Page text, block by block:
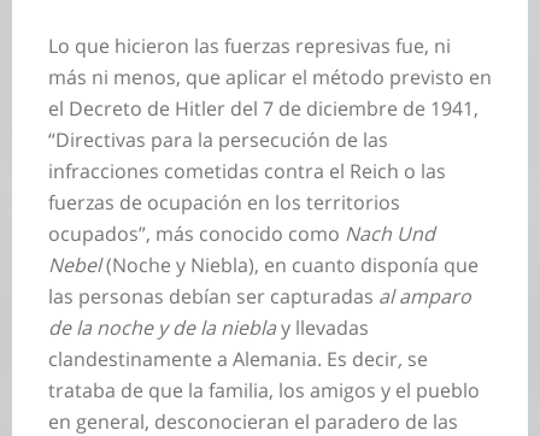
Lo que hicieron las fuerzas represivas fue, ni
más ni menos, que aplicar el método previsto en
el Decreto de Hitler del 7 de diciembre de 1941,
“Directivas para la persecución de las
infracciones cometidas contra el Reich o las
fuerzas de ocupación en los territorios
ocupados”, más conocido como Nach Und
Nebel(Noche y Niebla), en cuanto disponía que
las personas debían ser capturadas al amparo
de la noche y de la nieblay llevadas
clandestinamente a Alemania. Es decir, se
trataba de que la familia, los amigos y el pueblo
en general, desconocieran el paradero de las